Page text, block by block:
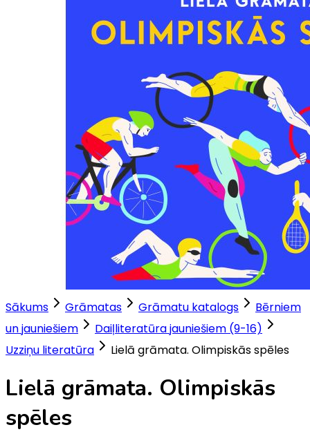
Sākums Grāmatas Grāmatu katalogs
Bērniem
un jauniešiem
Daiļliteratūra jauniešiem (9-16)
Uzziņu literatūra
Lielā grāmata. Olimpiskās spēles
Lielā grāmata. Olimpiskās
spēles